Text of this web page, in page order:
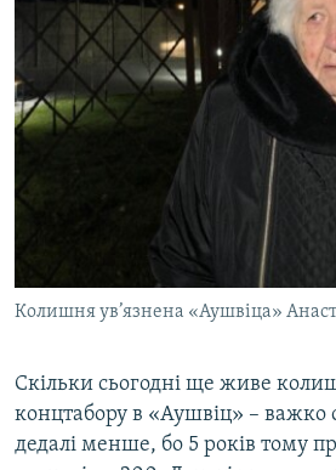
Колишня ув’язнена «Аушвіца»
Скільки сьогодні ще живе
концтабору в «Аушвіц» – важко
дедалі менше, бо 5 років тому